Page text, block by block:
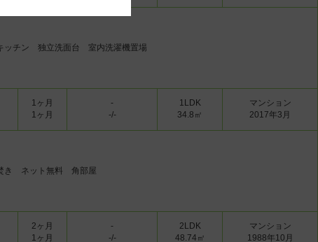
ッチン 独立洗面台 室内洗濯機置場
1ヶ月
1ヶ月
-
-/-
1LDK
34.8㎡
マンション
2017年3月
き ネット無料 角部屋
2ヶ月
1ヶ月
-
-/-
2LDK
48.74㎡
マンション
1988年10月